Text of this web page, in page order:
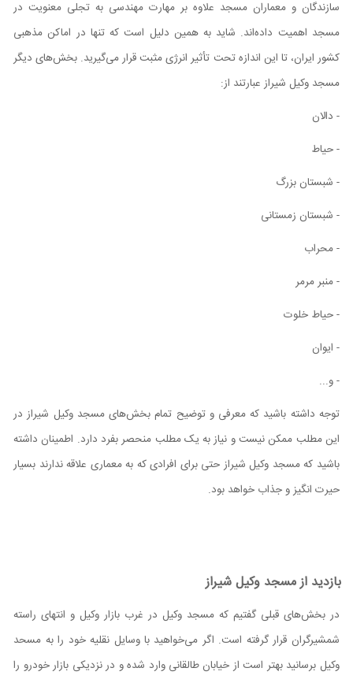
سازندگان و معماران مسجد علاوه بر مهارت مهندسی به تجلی معنویت در
مسجد اهمیت داده‌اند. شاید به همین دلیل است که تنها در اماکن مذهبی
کشور ایران، تا این اندازه تحت تأثیر انرژی مثبت قرار می‌گیرید. بخش‌های دیگر
مسجد وکیل شیراز عبارتند از:
- دالان
- حیاط
- شبستان بزرگ
- شبستان زمستانی
- محراب
- منبر مرمر
- حیاط خلوت
- ایوان
- و...
توجه داشته باشید که معرفی و توضیح تمام بخش‌های مسجد وکیل شیراز در
این مطلب ممکن نیست و نیاز به یک مطلب منحصر بفرد دارد. اطمینان داشته
باشید که مسجد وکیل شیراز حتی برای افرادی که به معماری علاقه ندارند بسیار
حیرت انگیز و جذاب خواهد بود.
بازدید از مسجد وکیل شیراز
در بخش‌های قبلی گفتیم که مسجد وکیل در غرب بازار وکیل و انتهای راسته
شمشیرگران قرار گرفته است. اگر می‌خواهید با وسایل نقلیه خود را به مسحد
وکیل برسانید بهتر است از خیابان طالقانی وارد شده و در نزدیکی بازار خودرو را